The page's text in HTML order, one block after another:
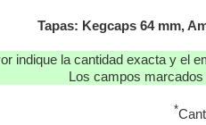
Tapas: Kegcaps 64 mm,
indique la cantidad exacta y el
Los campos
*